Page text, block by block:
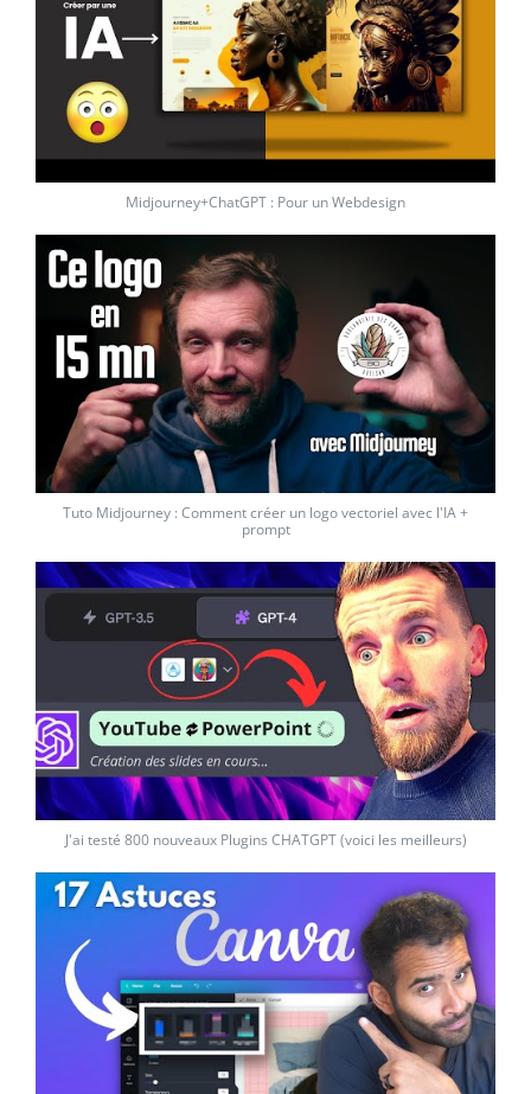
Midjourney+ChatGPT : Pour un Webdesign
Tuto Midjourney : Comment créer un logo vectoriel avec l'IA +
prompt
J'ai testé 800 nouveaux Plugins CHATGPT (voici les meilleurs)